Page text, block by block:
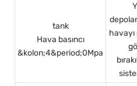
tank
Hava basıncı
&kolon;4&period;0Mpa